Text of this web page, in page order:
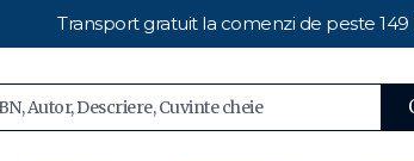
Transport gratuit la comenzi de peste 149